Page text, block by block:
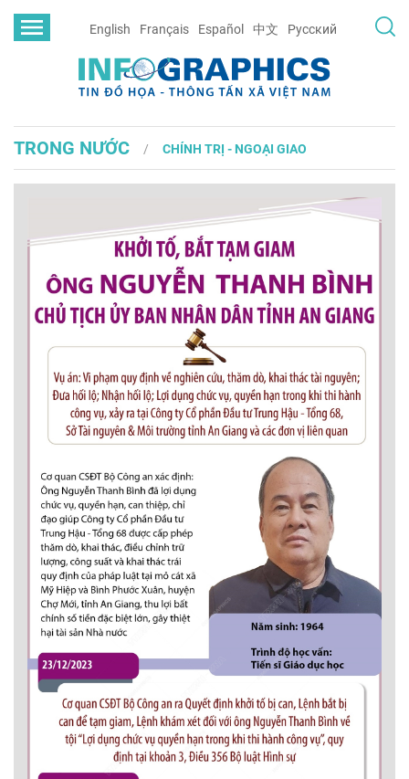
English Français Español 中文 Русский
TRONG NƯỚC CHÍNH TRỊ - NGOẠI GIAO